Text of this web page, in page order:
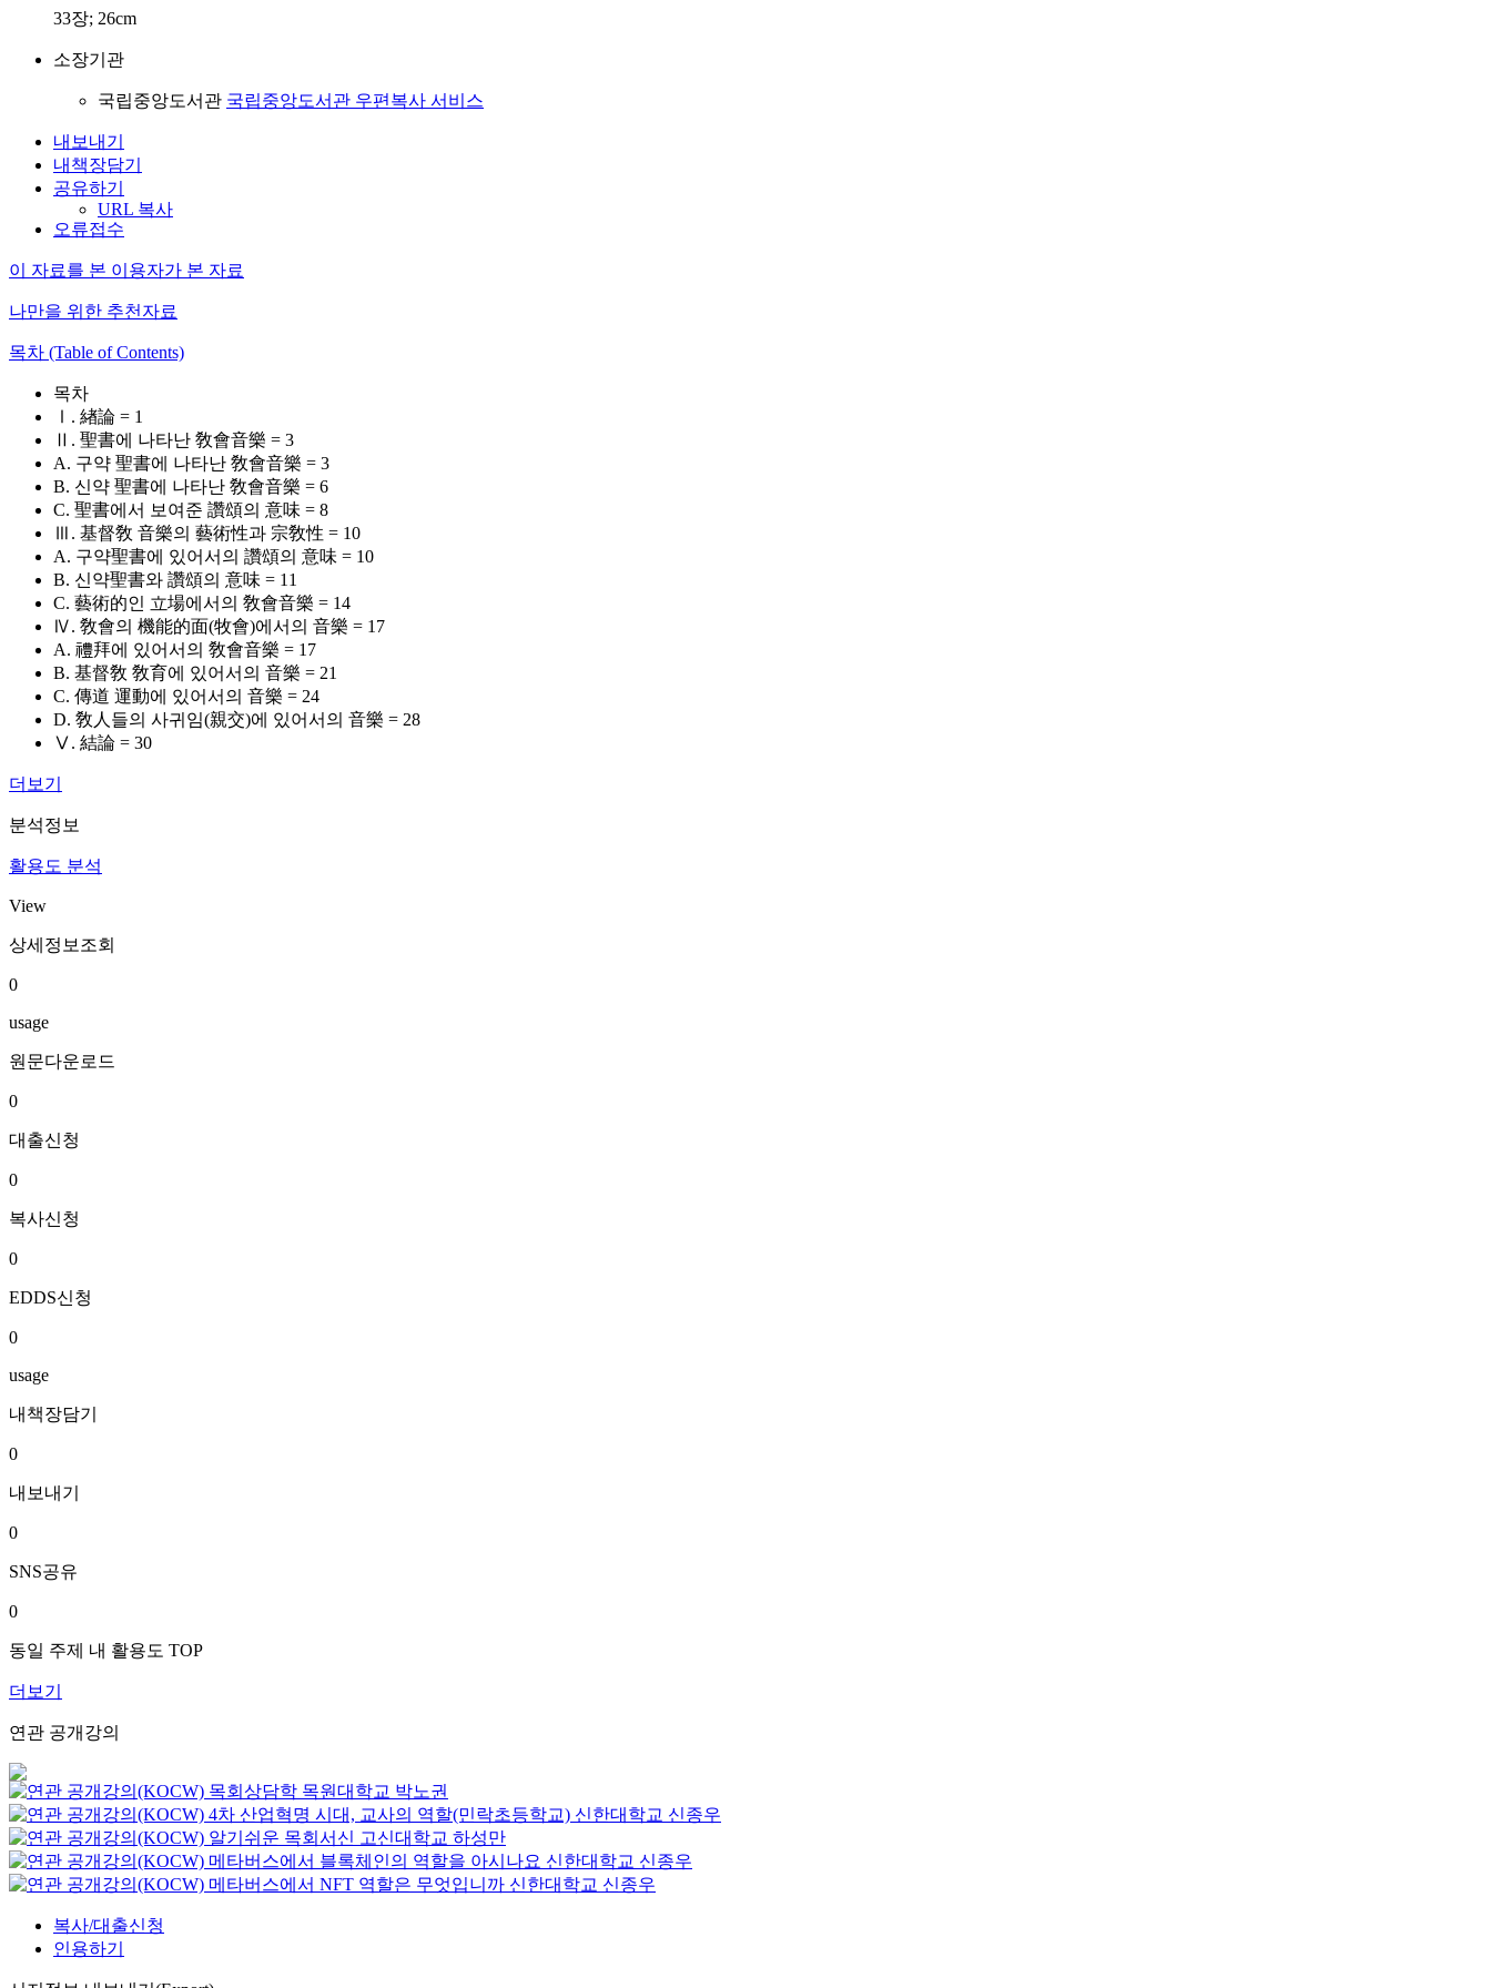
33장; 26cm
소장기관
국립중앙도서관 국립중앙도서관 우편복사 서비스
내보내기
내책장담기
공유하기
URL 복사
오류접수
이 자료를 본 이용자가 본 자료
나만을 위한 추천자료
목차 (Table of Contents)
목차
Ⅰ. 緖論 = 1
Ⅱ. 聖書에 나타난 敎會音樂 = 3
A. 구약 聖書에 나타난 敎會音樂 = 3
B. 신약 聖書에 나타난 敎會音樂 = 6
C. 聖書에서 보여준 讚頌의 意味 = 8
Ⅲ. 基督敎 音樂의 藝術性과 宗敎性 = 10
A. 구약聖書에 있어서의 讚頌의 意味 = 10
B. 신약聖書와 讚頌의 意味 = 11
C. 藝術的인 立場에서의 敎會音樂 = 14
Ⅳ. 敎會의 機能的面(牧會)에서의 音樂 = 17
A. 禮拜에 있어서의 敎會音樂 = 17
B. 基督敎 敎育에 있어서의 音樂 = 21
C. 傳道 運動에 있어서의 音樂 = 24
D. 敎人들의 사귀임(親交)에 있어서의 音樂 = 28
Ⅴ. 結論 = 30
더보기
분석정보
활용도 분석
View
상세정보조회
0
usage
원문다운로드
0
대출신청
0
복사신청
0
EDDS신청
0
usage
내책장담기
0
내보내기
0
SNS공유
0
동일 주제 내 활용도 TOP
더보기
연관 공개강의
목회상담학 목원대학교 박노권
4차 산업혁명 시대, 교사의 역할(민락초등학교) 신한대학교 신종우
알기쉬운 목회서신 고신대학교 하성만
메타버스에서 블록체인의 역할을 아시나요 신한대학교 신종우
메타버스에서 NFT 역할은 무엇입니까 신한대학교 신종우
복사/대출신청
인용하기